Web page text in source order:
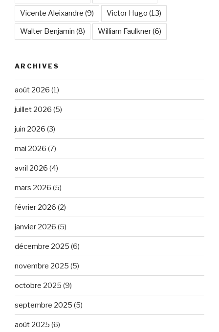
Vicente Aleixandre (9) Victor Hugo (13)
Walter Benjamin (8) William Faulkner(6)
ARCHIVES
août 2026 (1)
juillet 2026 (5)
juin 2026 (3)
mai 2026 (7)
avril 2026 (4)
mars 2026 (5)
février 2026 (2)
janvier 2026 (5)
décembre 2025 (6)
novembre 2025 (5)
octobre 2025 (9)
septembre 2025 (5)
août 2025 (6)